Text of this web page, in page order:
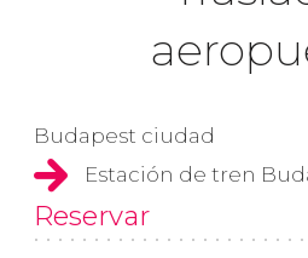
Budapest ciudad
Estación de tren
Reservar